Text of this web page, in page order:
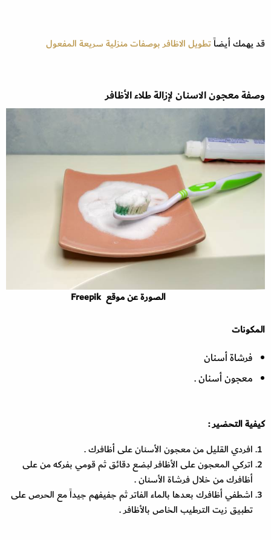
قد يهمك أيضاًتطويل الاظافر بوصفات منزلية سريعة المفعول
وصفة معجون الاسنان لإزالة طلاء الأظافر
الصورة عن موقع Freepik
المكونات
فرشاة أسنان
معجون أسنان .
كيفية التحضير :
افردي القليل من معجون الأسنان على أظافرك .
اتركي المعجون على الأظافر لبضع دقائق ثم قومي بفركه من على
أظافرك من خلال فرشاة الأسنان .
اشطفي أظافرك بعدها بالماء الفاتر ثم جفيفهم جيداً مع الحرص على
تطبيق زيت الترطيب الخاص بالأظافر .